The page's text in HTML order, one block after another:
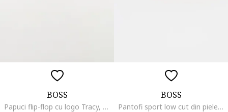
BOSS
Papuci flip-flop cu logo Tracy, Negru
BOSS
Pantofi sport low cut din piele intoarsa cu logo discret Kieran, Maro camel